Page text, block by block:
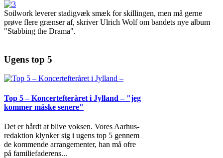
Soilwork leverer stadigvæk smæk for skillingen, men må gerne
prøve flere grænser af, skriver Ulrich Wolf om bandets nye album
"Stabbing the Drama".
Ugens top 5
Top 5 – Koncertefteråret i Jylland – "jeg
kommer måske senere"
Det er hårdt at blive voksen. Vores Aarhus-
redaktion klynker sig i ugens top 5 gennem
de kommende arrangementer, han må ofre
på familiefaderens...